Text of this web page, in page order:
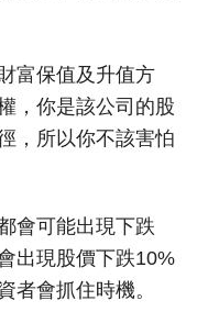
富保值及升值方
，你是該公司的股
，所以你不該害怕
會可能出現下跌
出現股價下跌10%
者會抓住時機。